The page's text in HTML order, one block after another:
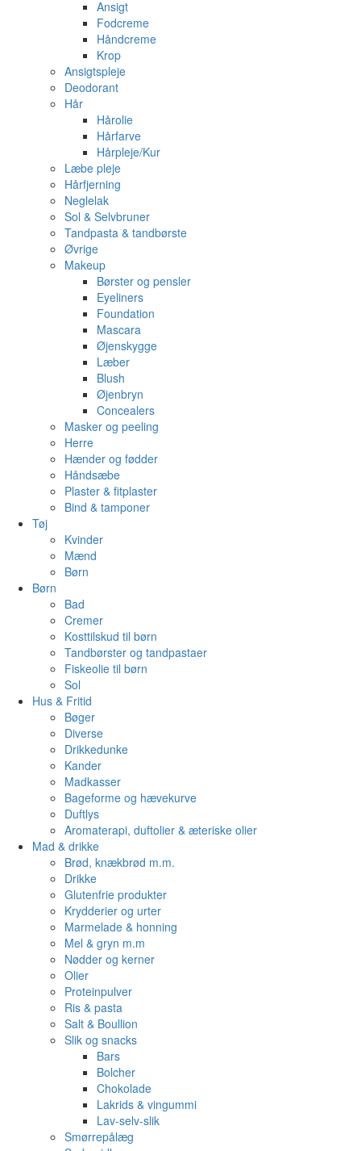
Ansigt
Fodcreme
Håndcreme
Krop
Ansigtspleje
Deodorant
Hår
Hårolie
Hårfarve
Hårpleje/Kur
Læbe pleje
Hårfjerning
Neglelak
Sol & Selvbruner
Tandpasta & tandbørste
Øvrige
Makeup
Børster og pensler
Eyeliners
Foundation
Mascara
Øjenskygge
Læber
Blush
Øjenbryn
Concealers
Masker og peeling
Herre
Hænder og fødder
Håndsæbe
Plaster & fitplaster
Bind & tamponer
Tøj
Kvinder
Mænd
Børn
Børn
Bad
Cremer
Kosttilskud til børn
Tandbørster og tandpastaer
Fiskeolie til børn
Sol
Hus & Fritid
Bøger
Diverse
Drikkedunke
Kander
Madkasser
Bageforme og hævekurve
Duftlys
Aromaterapi, duftolier & æteriske olier
Mad & drikke
Brød, knækbrød m.m.
Drikke
Glutenfrie produkter
Krydderier og urter
Marmelade & honning
Mel & gryn m.m
Nødder og kerner
Olier
Proteinpulver
Ris & pasta
Salt & Boullion
Slik og snacks
Bars
Bolcher
Chokolade
Lakrids & vingummi
Lav-selv-slik
Smørrepålæg